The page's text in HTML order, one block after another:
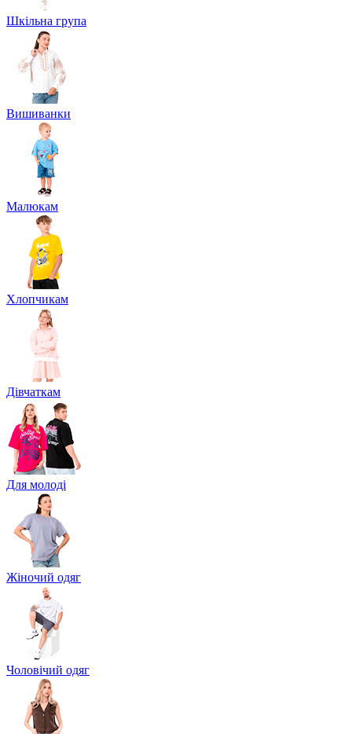
Шкільна група
Вишиванки
Малюкам
Хлопчикам
Дівчаткам
Для молоді
Жіночий одяг
Чоловічий одяг